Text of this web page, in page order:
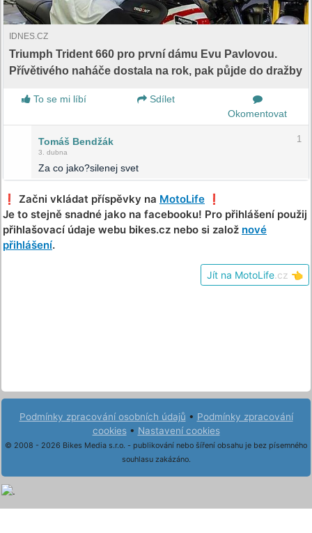
IDNES.CZ
Triumph Trident 660 pro první dámu Evu Pavlovou.
Přívětivého naháče dostala na rok, pak půjde do dražby
To se mi líbí
Sdílet
Okomentovat
Tomáš Bendžák
3. dubna
1
Za co jako?silenej svet
❗️ Začni vkládat příspěvky na MotoLife ❗️
Je to stejně snadné jako na facebooku! Pro přihlášení použij
přihlašovací údaje webu bikes.cz nebo si založ nové
přihlášení.
Jít na MotoLife .cz 👈
Podmínky zpracování osobních údajů • Podmínky zpracování
cookies• Nastavení cookies
© 2008 - 2026 Bikes Media s.r.o. - publikování nebo šíření obsahu je bez písemného
souhlasu zakázáno.